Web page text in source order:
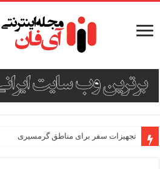
تجهیزات سفر برای مناطق گرمسیری